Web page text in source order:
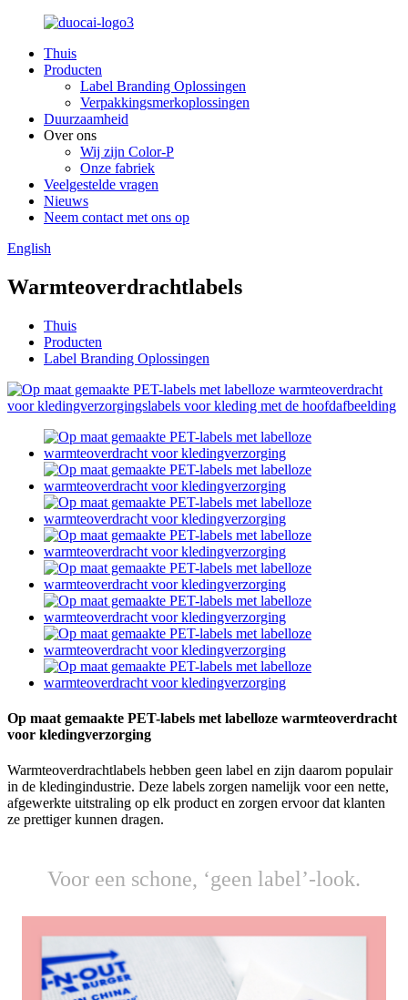
Thuis
Producten
Label Branding Oplossingen
Verpakkingsmerkoplossingen
Duurzaamheid
Over ons
Wij zijn Color-P
Onze fabriek
Veelgestelde vragen
Nieuws
Neem contact met ons op
English
Warmteoverdrachtlabels
Thuis
Producten
Label Branding Oplossingen
Op maat gemaakte PET-labels met labelloze warmteoverdracht
voor kledingverzorging
Warmteoverdrachtlabels hebben geen label en zijn daarom populair
in de kledingindustrie. Deze labels zorgen namelijk voor een nette,
afgewerkte uitstraling op elk product en zorgen ervoor dat klanten
ze prettiger kunnen dragen.
Voor een schone, ‘geen label’-look.